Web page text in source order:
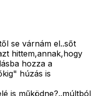
se várnám el..sőt
hittem,annak,hogy
hozza a
húzás is
is működne?..múltból